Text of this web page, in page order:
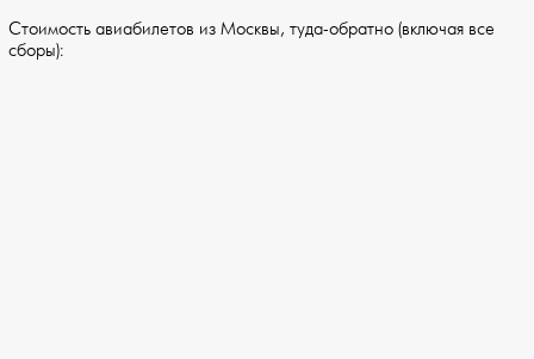
Стоимость авиабилетов из Москвы, туда-обратно (включая все
сборы):